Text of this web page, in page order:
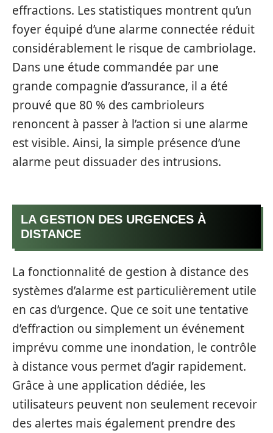
effractions. Les statistiques montrent qu’un
foyer équipé d’une alarme connectée réduit
considérablement le risque de cambriolage.
Dans une étude commandée par une
grande compagnie d’assurance, il a été
prouvé que 80 % des cambrioleurs
renoncent à passer à l’action si une alarme
est visible. Ainsi, la simple présence d’une
alarme peut dissuader des intrusions.
LA GESTION DES URGENCES À
DISTANCE
La fonctionnalité de gestion à distance des
systèmes d’alarme est particulièrement utile
en cas d’urgence. Que ce soit une tentative
d’effraction ou simplement un événement
imprévu comme une inondation, le contrôle
à distance vous permet d’agir rapidement.
Grâce à une application dédiée, les
utilisateurs peuvent non seulement recevoir
des alertes mais également prendre des